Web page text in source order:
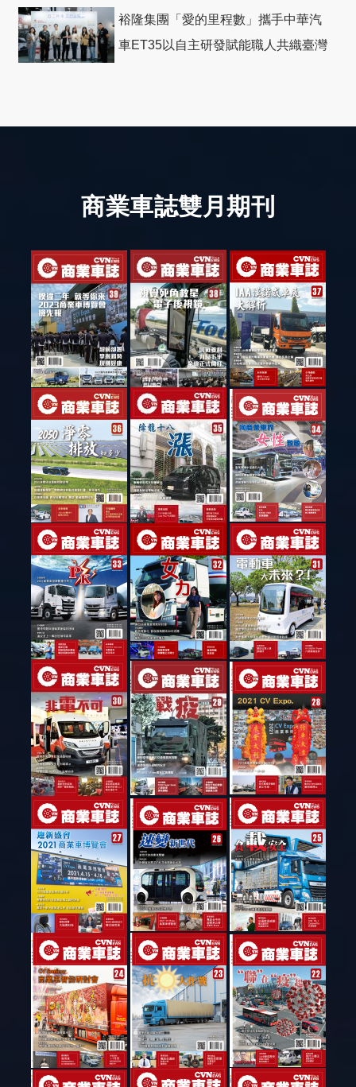
裕隆集團「愛的里程數」攜手中華汽
車ET35以自主研發賦能職人共織臺灣
商業車誌雙月期刊